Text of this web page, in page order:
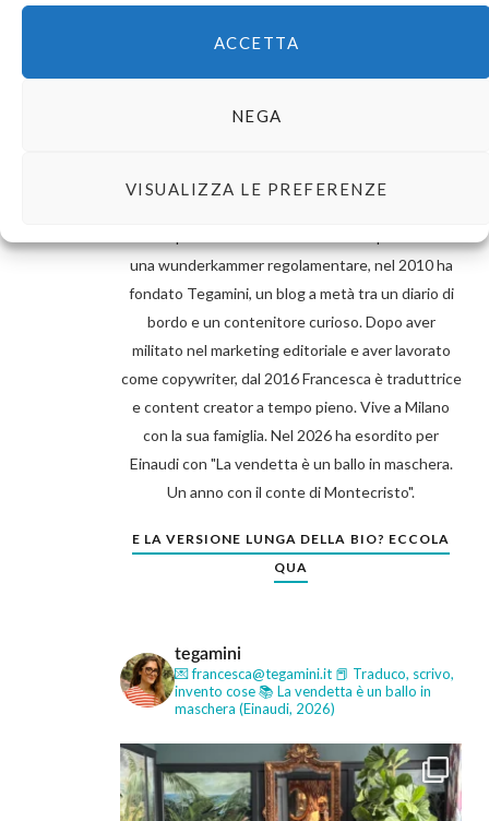
ACCETTA
NEGA
VISUALIZZA LE PREFERENZE
una wunderkammer regolamentare, nel 2010 ha
fondato Tegamini, un blog a metà tra un diario di
bordo e un contenitore curioso. Dopo aver
militato nel marketing editoriale e aver lavorato
come copywriter, dal 2016 Francesca è traduttrice
e content creator a tempo pieno. Vive a Milano
con la sua famiglia. Nel 2026 ha esordito per
Einaudi con "La vendetta è un ballo in maschera.
Un anno con il conte di Montecristo".
E LA VERSIONE LUNGA DELLA BIO? ECCOLA
QUA
tegamini
💌 francesca@tegamini.it 📕 Traduco, scrivo,
invento cose📚 La vendetta è un ballo in
maschera (Einaudi, 2026)